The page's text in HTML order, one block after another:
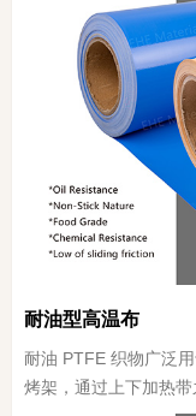
耐油型高温布
耐油 PTFE 织物广泛
烤架，通过上下加热